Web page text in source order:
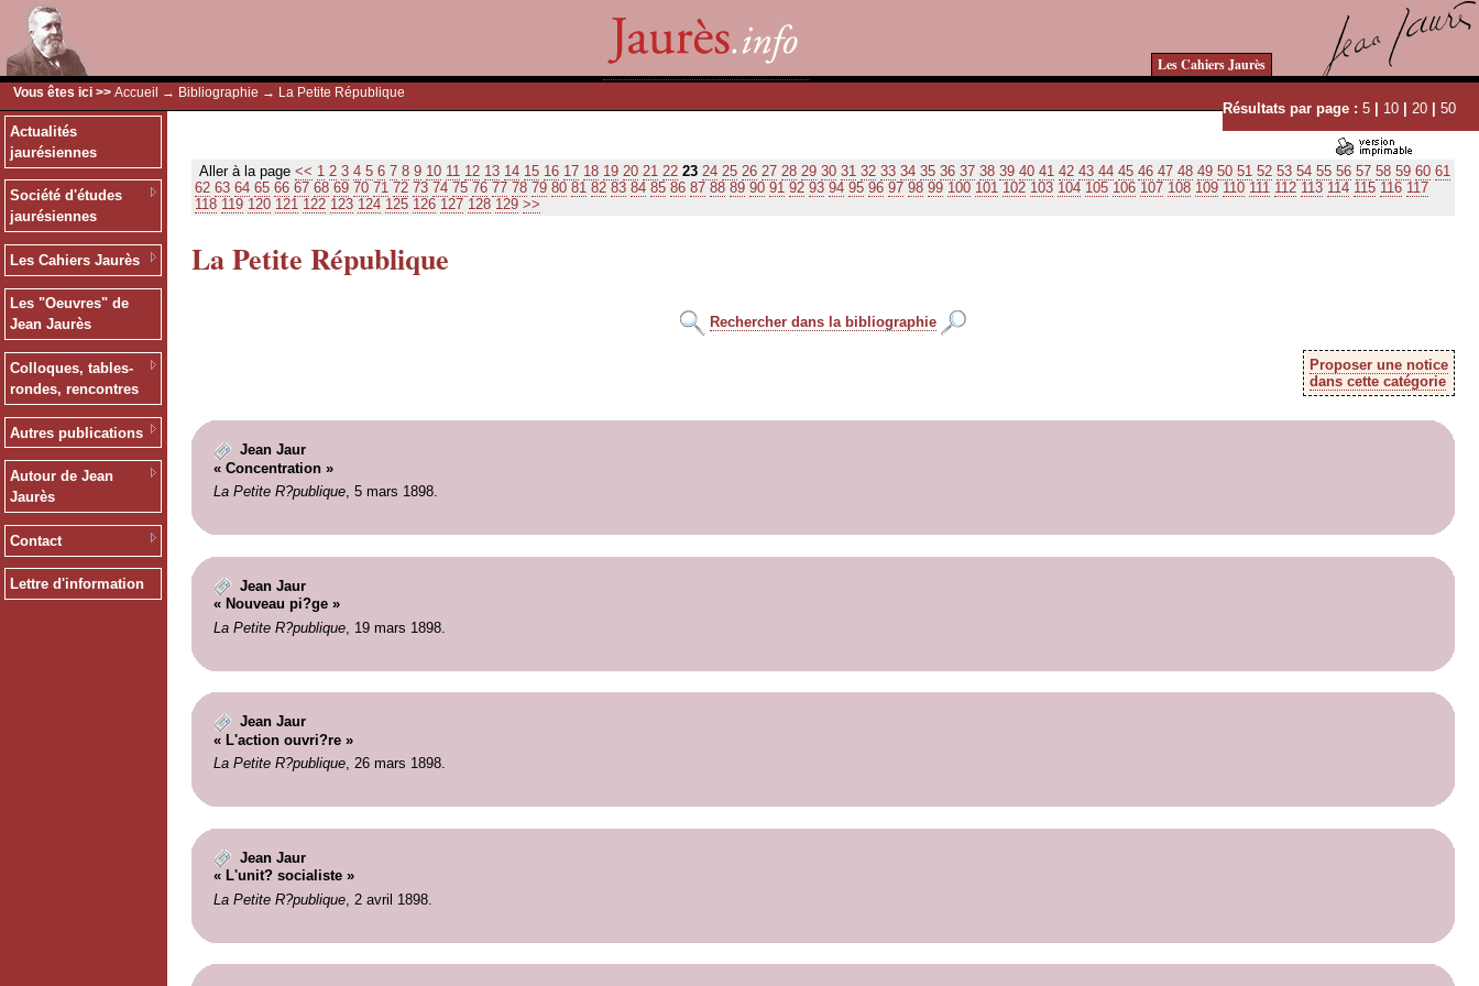
Les Cahiers Jaurès
Vous êtes ici >> Accueil → Bibliographie → La Petite République
Résultats par page : 5 | 10 | 20 | 50
Actualités
jaurésiennes
Société d'études
jaurésiennes
Les Cahiers Jaurès
Les "Oeuvres" de
Jean Jaurès
Colloques, tables-
rondes, rencontres
Autres publications
Autour de Jean
Jaurès
Contact
Lettre d'information
Aller à la page << 1 2 3 4 5 6 7 8 9 10 11 12 13 14 15 16 17 18 19 20 21 22 23 24 25 26 27 28 29 30 31 32 33 34 35 36 37 38 39 40 41 42 43 44 45 46 47 48 49 50 51 52 53 54 55 56 57 58 59 60 61
62 63 64 65 66 67 68 69 70 71 72 73 74 75 76 77 78 79 80 81 82 83 84 85 86 87 88 89 90 91 92 93 94 95 96 97 98 99 100 101 102 103 104 105 106 107 108 109 110 111 112 113 114 115 116 117
118 119 120 121 122 123 124 125 126 127 128 129 >>
La Petite République
Rechercher dans la bibliographie
Proposer une notice
dans cette catégorie
Jean Jaur
« Concentration »
La Petite R?publique, 5 mars 1898.
Jean Jaur
« Nouveau pi?ge »
La Petite R?publique, 19 mars 1898.
Jean Jaur
« L'action ouvri?re »
La Petite R?publique, 26 mars 1898.
Jean Jaur
« L'unit? socialiste »
La Petite R?publique, 2 avril 1898.